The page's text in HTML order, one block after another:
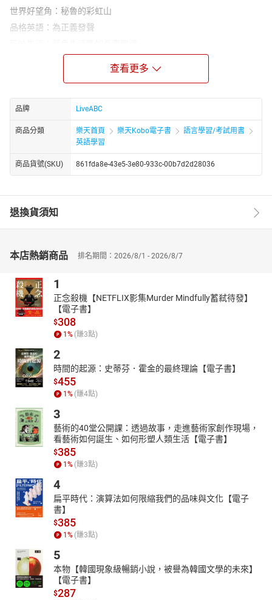
世界好望角：秘魯的彩虹山
品格英語：為正義發聲
畫中有話：寄包裹
文法補給站：漂亮好物/貴重物品(本期文法：被動語態)
克漏字測驗：麥當勞得來速的高效祕訣
流行最前線：陪讀影片 學生的好夥伴
ABC長知識：「腦凍」的成因
悠遊文化：二○二五年環法自由車賽
聽說圖寫：ABC動物收容所
★電子書無提供點讀功能及互動學習軟體下載。
查看更多
品牌 LiveABC
商品分類 樂天首頁 樂天Kobo電子書
語言學習/考試用書
英語學習
商品貨號(SKU) 861fda8e-43e5-3e80-933c-00b7d2d28036
退換貨須知
本店熱銷商品 排名期間：2026/8/1 - 2026/8/7
1
正念殺機【NETFLIX影集Murder Mindfully蓄弒待發】
【電子書】
$308
1 % (賺3點)
2
時間的起源：史蒂芬．霍金的最終理論【電子書】
$455
1 % (賺4點)
3
藝術的40堂公開課：透過故事，走進藝術家創作現場，
看藝術如何誕生、如何形塑人類生活【電子書】
$385
1 % (賺3點)
4
扁平時代：演算法如何限縮我們的品味與文化【電子
書】
$385
1 % (賺3點)
5
本物【韓國現象級暢銷小說，被譽為韓國文學的未來】
【電子書】
$287